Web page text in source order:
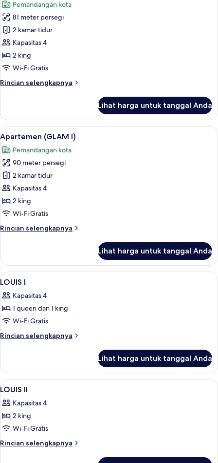
foto
untuk
Kondominium
(GLAM
II)
Pemandangan kota
81 meter persegi
2 kamar tidur
Kapasitas 4
2 king
Wi-Fi Gratis
Rincian selengkapnya
Rincian
Kondominium
(GLAM
II)
Lihat harga untuk tanggal Anda
Lihat
semua
foto
untuk
Apartemen
(GLAM
I)
Apartemen (GLAM I) | Area keluarga
6
Apartemen (GLAM I)
Pemandangan kota
90 meter persegi
2 kamar tidur
Kapasitas 4
2 king
Wi-Fi Gratis
Rincian selengkapnya
Rincian
Apartemen
(GLAM
I)
Lihat harga untuk tanggal Anda
Lihat
semua
foto
untuk
LOUIS
I
Seprai premium, bantalan ekstra
9
LOUIS I
Kapasitas 4
1 queen dan 1 king
Wi-Fi Gratis
Rincian selengkapnya
Rincian
LOUIS
Lihat harga untuk tanggal Anda
Lihat
semua
foto
untuk
LOUIS
II
Seprai premium, bantalan ekstra
7
LOUIS II
Kapasitas 4
2 king
Wi-Fi Gratis
Rincian selengkapnya
Rincian